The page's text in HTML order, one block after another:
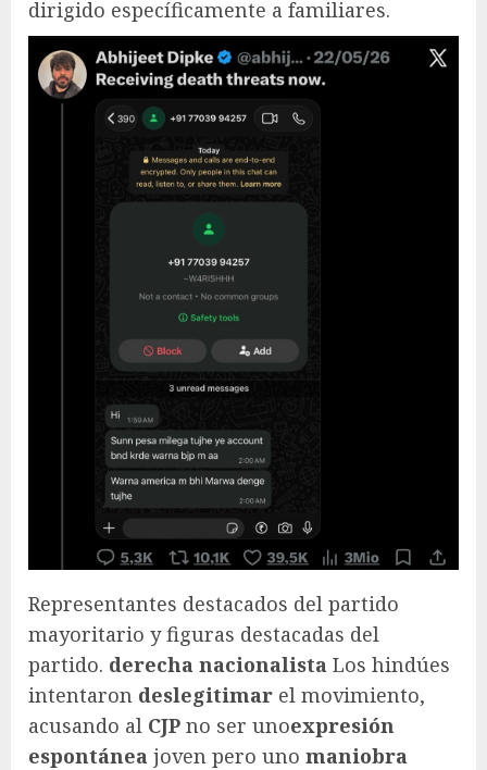
dirigido específicamente a familiares.
Representantes destacados del partido
mayoritario y figuras destacadas del
partido. derecha nacionalista Los hindúes
intentaron deslegitimar el movimiento,
acusando al CJP no ser unoexpresión
espontánea joven pero uno maniobra